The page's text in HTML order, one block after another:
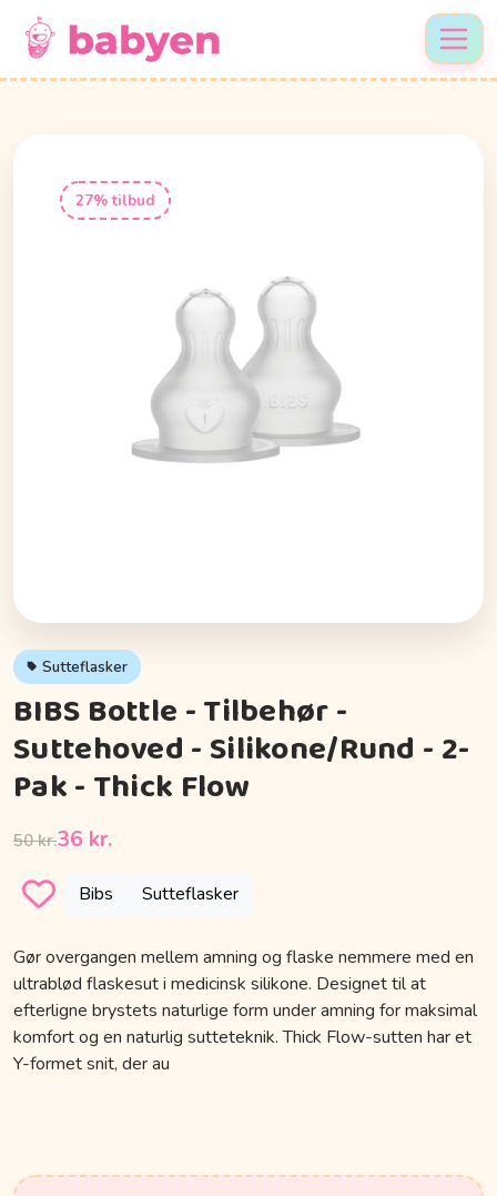
27% tilbud
Sutteflasker
BIBS Bottle - Tilbehør -
Suttehoved - Silikone/Rund - 2-
Pak - Thick Flow
50 kr.36 kr.
Bibs Sutteflasker
Gør overgangen mellem amning og flaske nemmere med en
ultrablød flaskesut i medicinsk silikone. Designet til at
efterligne brystets naturlige form under amning for maksimal
komfort og en naturlig sutteteknik. Thick Flow-sutten har et
Y-formet snit, der au